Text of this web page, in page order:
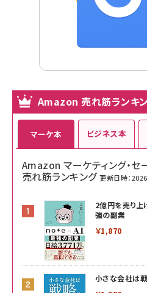
Amazon 売れ筋ランキ
マーケ本
Amazon マーケティング・
売れ筋ランキング 更新日時：
2億円を売り
強の副業
￥1,870
小さな会社は
ビジネス本